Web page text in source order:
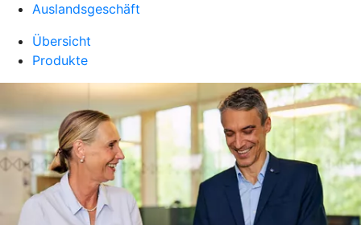
Auslandsgeschäft
Übersicht
Produkte